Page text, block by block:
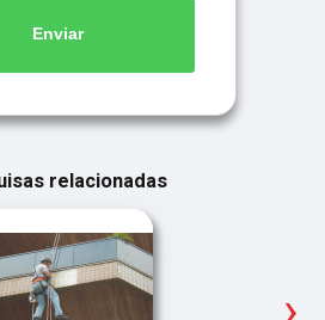
Enviar
relacionadas